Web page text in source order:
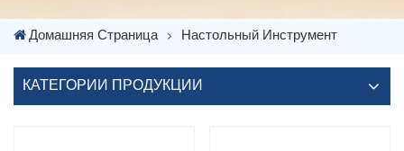
Домашняя Страница Настольный Инструмент
КАТЕГОРИИ ПРОДУКЦИИ